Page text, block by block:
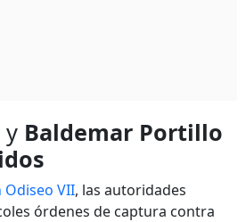
y Baldemar Portillo
Odiseo VII, las autoridades
órdenes de captura contra